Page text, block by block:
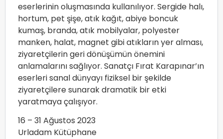
eserlerinin oluşmasında kullanılıyor. Sergide halı,
hortum, pet şişe, atık kağıt, abiye boncuk
kumaş, branda, atık mobilyalar, polyester
manken, halat, magnet gibi atıkların yer alması,
ziyaretçilerin geri dönüşümün önemini
anlamalarını sağlıyor. Sanatçı Fırat Karapınar’ın
eserleri sanal dünyayı fiziksel bir şekilde
ziyaretçilere sunarak dramatik bir etki
yaratmaya çalışıyor.
16 – 31 Ağustos 2023
Urladam Kütüphane